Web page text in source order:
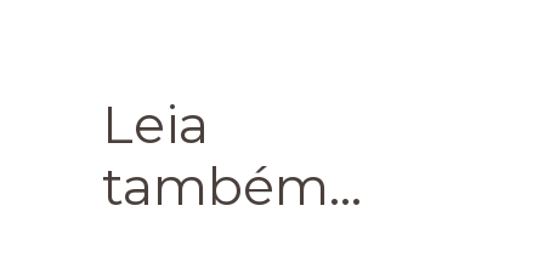
Leia
também...